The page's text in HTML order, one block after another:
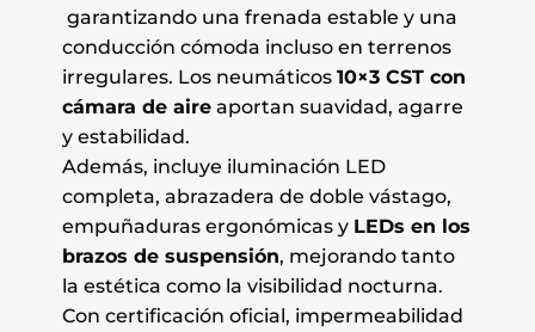
garantizando una frenada estable y una
conducción cómoda incluso en terrenos
irregulares. Los neumáticos 10×3 CST con
cámara de aireaportan suavidad, agarre
y estabilidad.
Además, incluye iluminación LED
completa, abrazadera de doble vástago,
empuñaduras ergonómicas y LEDs en los
brazos de suspensión, mejorando tanto
la estética como la visibilidad nocturna.
Con certificación oficial, impermeabilidad